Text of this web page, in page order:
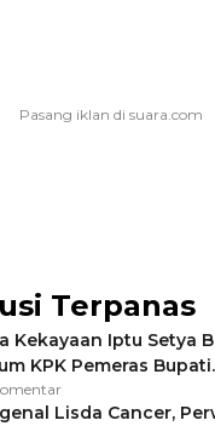
Terpanas
Kekayaan Iptu Setya
KPK Pemeras Bupati
Lisda Cancer,